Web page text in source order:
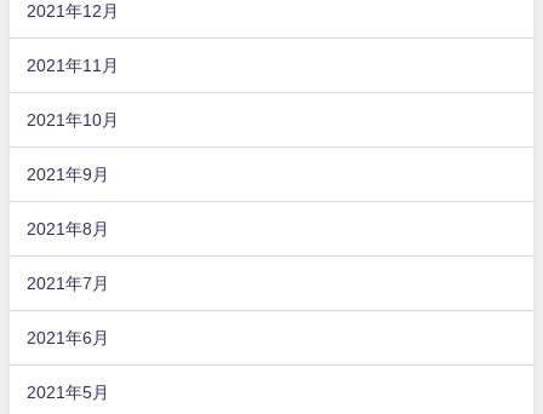
2021年12月
2021年11月
2021年10月
2021年9月
2021年8月
2021年7月
2021年6月
2021年5月